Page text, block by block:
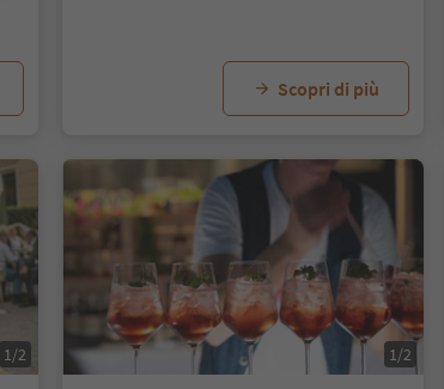
Scopri di più
1/2 1/2